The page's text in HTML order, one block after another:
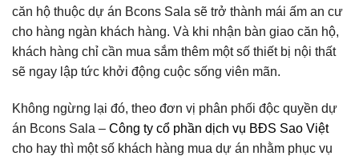
căn hộ thuộc dự án Bcons Sala sẽ trở thành mái ấm an cư
cho hàng ngàn khách hàng. Và khi nhận bàn giao căn hộ,
khách hàng chỉ cần mua sắm thêm một số thiết bị nội thất
sẽ ngay lập tức khởi động cuộc sống viên mãn.
Không ngừng lại đó, theo đơn vị phân phối độc quyền dự
án Bcons Sala – Công ty cổ phần dịch vụ BĐS Sao Việt
cho hay thì một số khách hàng mua dự án nhằm phục vụ